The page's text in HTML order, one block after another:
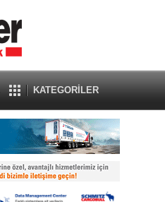
KATEGORİLER